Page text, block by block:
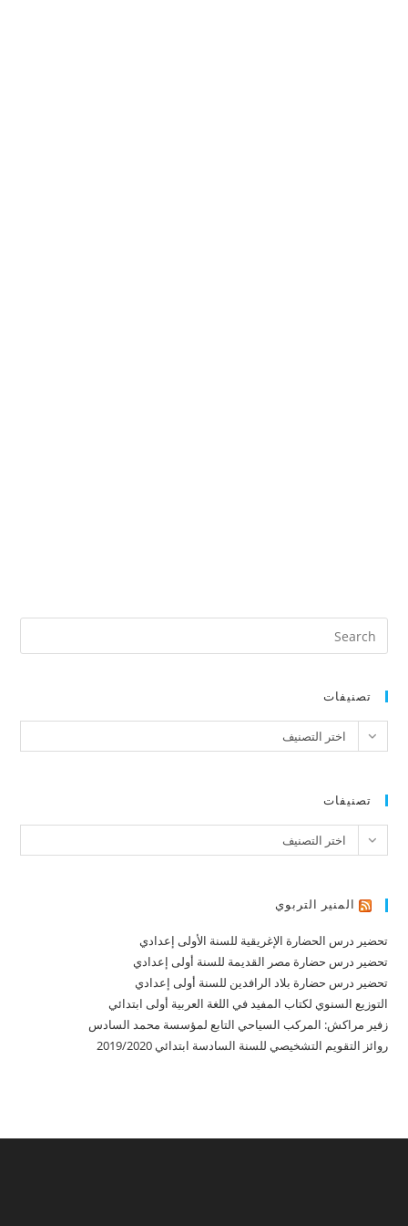
تصنيفات
تصنيفاتاختر التصنيف
تصنيفات
تصنيفاتاختر التصنيف
المنير التربوي
تحضير درس الحضارة الإغريقية للسنة الأولى إعدادي
تحضير درس حضارة مصر القديمة للسنة أولى إعدادي
تحضير درس حضارة بلاد الرافدين للسنة أولى إعدادي
التوزيع السنوي لكتاب المفيد في اللغة العربية أولى ابتدائي
زفير مراكش: المركب السياحي التابع لمؤسسة محمد السادس
روائز التقويم التشخيصي للسنة السادسة ابتدائي 2019/2020